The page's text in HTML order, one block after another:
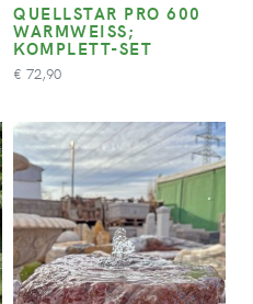
QUELLSTAR PRO 600
WARMWEISS; K
OMPLETT-SET
€ 72,90